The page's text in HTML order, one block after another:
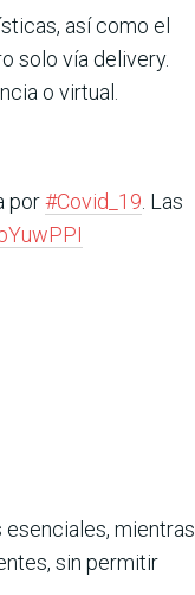
así como el
solo vía delivery.
o virtual.
por#Covid_19 . Las
esenciales, mientras
sin permitir